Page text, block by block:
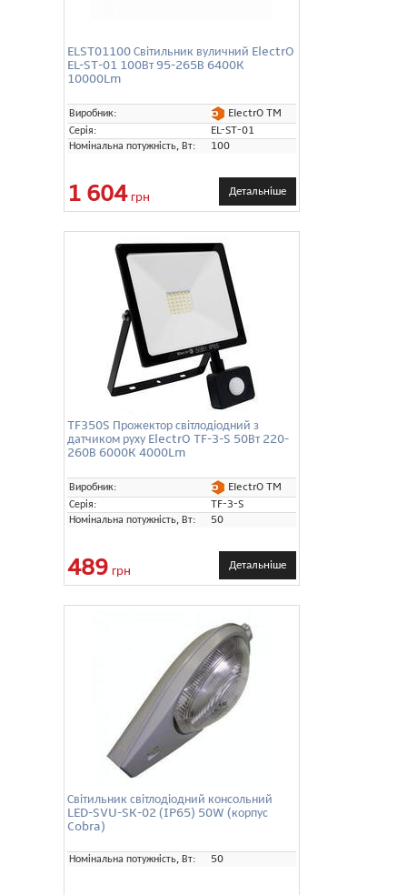
ELST01100 Світильник вуличний ElectrO
EL-ST-01 100Вт 95-265В 6400K
10000Lm
Виробник:
ElectrO TM
Серія:
EL-ST-01
Номінальна потужність, Вт:
100
1 604грн Детальніше
TF350S Прожектор світлодіодний з
датчиком руху ElectrO TF-3-S 50Вт 220-
260В 6000K 4000Lm
Виробник:
ElectrO TM
Серія:
TF-3-S
Номінальна потужність, Вт:
50
489 грн Детальніше
Світильник світлодіодний консольний
LED-SVU-SK-02 (IP65) 50W (корпус
Cobra)
Номінальна потужність, Вт: 50